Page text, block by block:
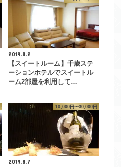
2019.8.2
【スイートルーム】千歳ステ
ーションホテルでスイートル
ーム2部屋を利用して…
10,000円〜30,000円
2019.8.7